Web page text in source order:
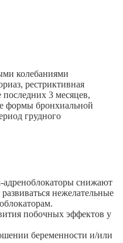
колебаниями
рестриктивная
3 месяцев,
формы бронхиальной
грудного
адреноблокаторы снижают
нежелательные
побочных эффектов у
беременности и/или